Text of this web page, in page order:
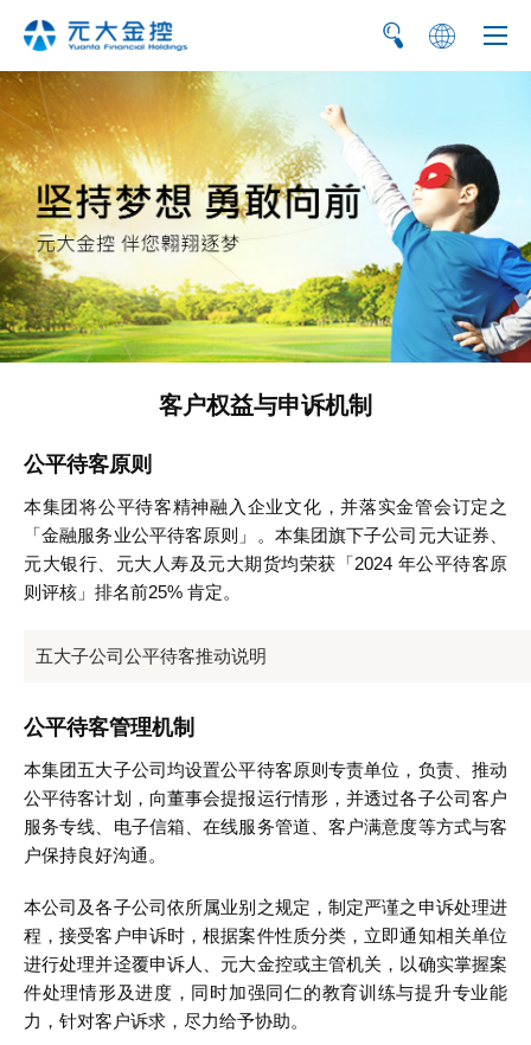
繁 EN
客户权益与申诉机制
公平待客原则
本集团将公平待客精神融入企业文化，并落实金管会订定之
「金融服务业公平待客原则」。本集团旗下子公司元大证券、
元大银行、元大人寿及元大期货均荣获「2024 年公平待客原
则评核」排名前25% 肯定。
五大子公司公平待客推动说明
公平待客管理机制
本集团五大子公司均设置公平待客原则专责单位，负责、推动
公平待客计划，向董事会提报运行情形，并透过各子公司客户
服务专线、电子信箱、在线服务管道、客户满意度等方式与客
户保持良好沟通。
本公司及各子公司依所属业别之规定，制定严谨之申诉处理进
程，接受客户申诉时，根据案件性质分类，立即通知相关单位
进行处理并迳覆申诉人、元大金控或主管机关，以确实掌握案
件处理情形及进度，同时加强同仁的教育训练与提升专业能
力，针对客户诉求，尽力给予协助。